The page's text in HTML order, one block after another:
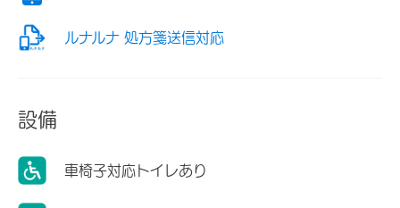
ルナルナ 処方箋送信対応
設備
車椅子対応トイレあり